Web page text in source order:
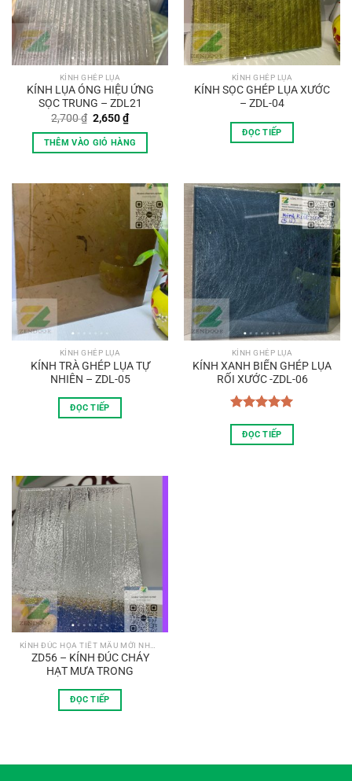
KÍNH GHÉP LỤA
KÍNH LỤA ÓNG HIỆU ỨNG
SỌC TRUNG – ZDL21
2,700₫ Giá
gốc
là:
2,700 ₫.
2,650₫Giá
hiện
tại
là:
THÊM VÀO GIỎ HÀNG
KÍNH GHÉP LỤA
KÍNH SỌC GHÉP LỤA XƯỚC
– ZDL-04
ĐỌC TIẾP
KÍNH GHÉP LỤA
KÍNH TRÀ GHÉP LỤA TỰ
NHIÊN – ZDL-05
ĐỌC TIẾP
KÍNH GHÉP LỤA
KÍNH XANH BIỂN GHÉP LỤA
RỐI XƯỚC -ZDL-06
hạng5.00
5 sao
ĐỌC TIẾP
ZD56 – KÍNH ĐÚC CHẢY
HẠT MƯA TRONG
ĐỌC TIẾP